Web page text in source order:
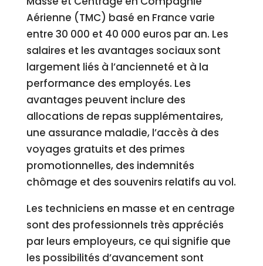
Aérienne (TMC) basé en France varie
entre 30 000 et 40 000 euros par an. Les
salaires et les avantages sociaux sont
largement liés à l’ancienneté et à la
performance des employés. Les
avantages peuvent inclure des
allocations de repas supplémentaires,
une assurance maladie, l’accès à des
voyages gratuits et des primes
promotionnelles, des indemnités
chômage et des souvenirs relatifs au vol.
Les techniciens en masse et en centrage
sont des professionnels très appréciés
par leurs employeurs, ce qui signifie que
les possibilités d’avancement sont